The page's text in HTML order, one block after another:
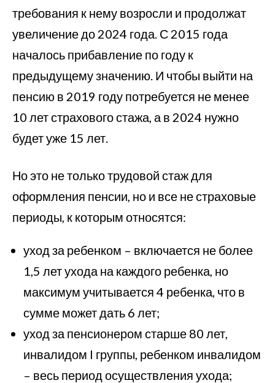
требования к нему возросли и продолжат
увеличение до 2024 года. С 2015 года
началось прибавление по году к
предыдущему значению. И чтобы выйти на
пенсию в 2019 году потребуется не менее
10 лет страхового стажа, а в 2024 нужно
будет уже 15 лет.
Но это не только трудовой стаж для
оформления пенсии, но и все не страховые
периоды, к которым относятся:
уход за ребенком – включается не более
1,5 лет ухода на каждого ребенка, но
максимум учитывается 4 ребенка, что в
сумме может дать 6 лет;
уход за пенсионером старше 80 лет,
инвалидом I группы, ребенком инвалидом
– весь период осуществления ухода;